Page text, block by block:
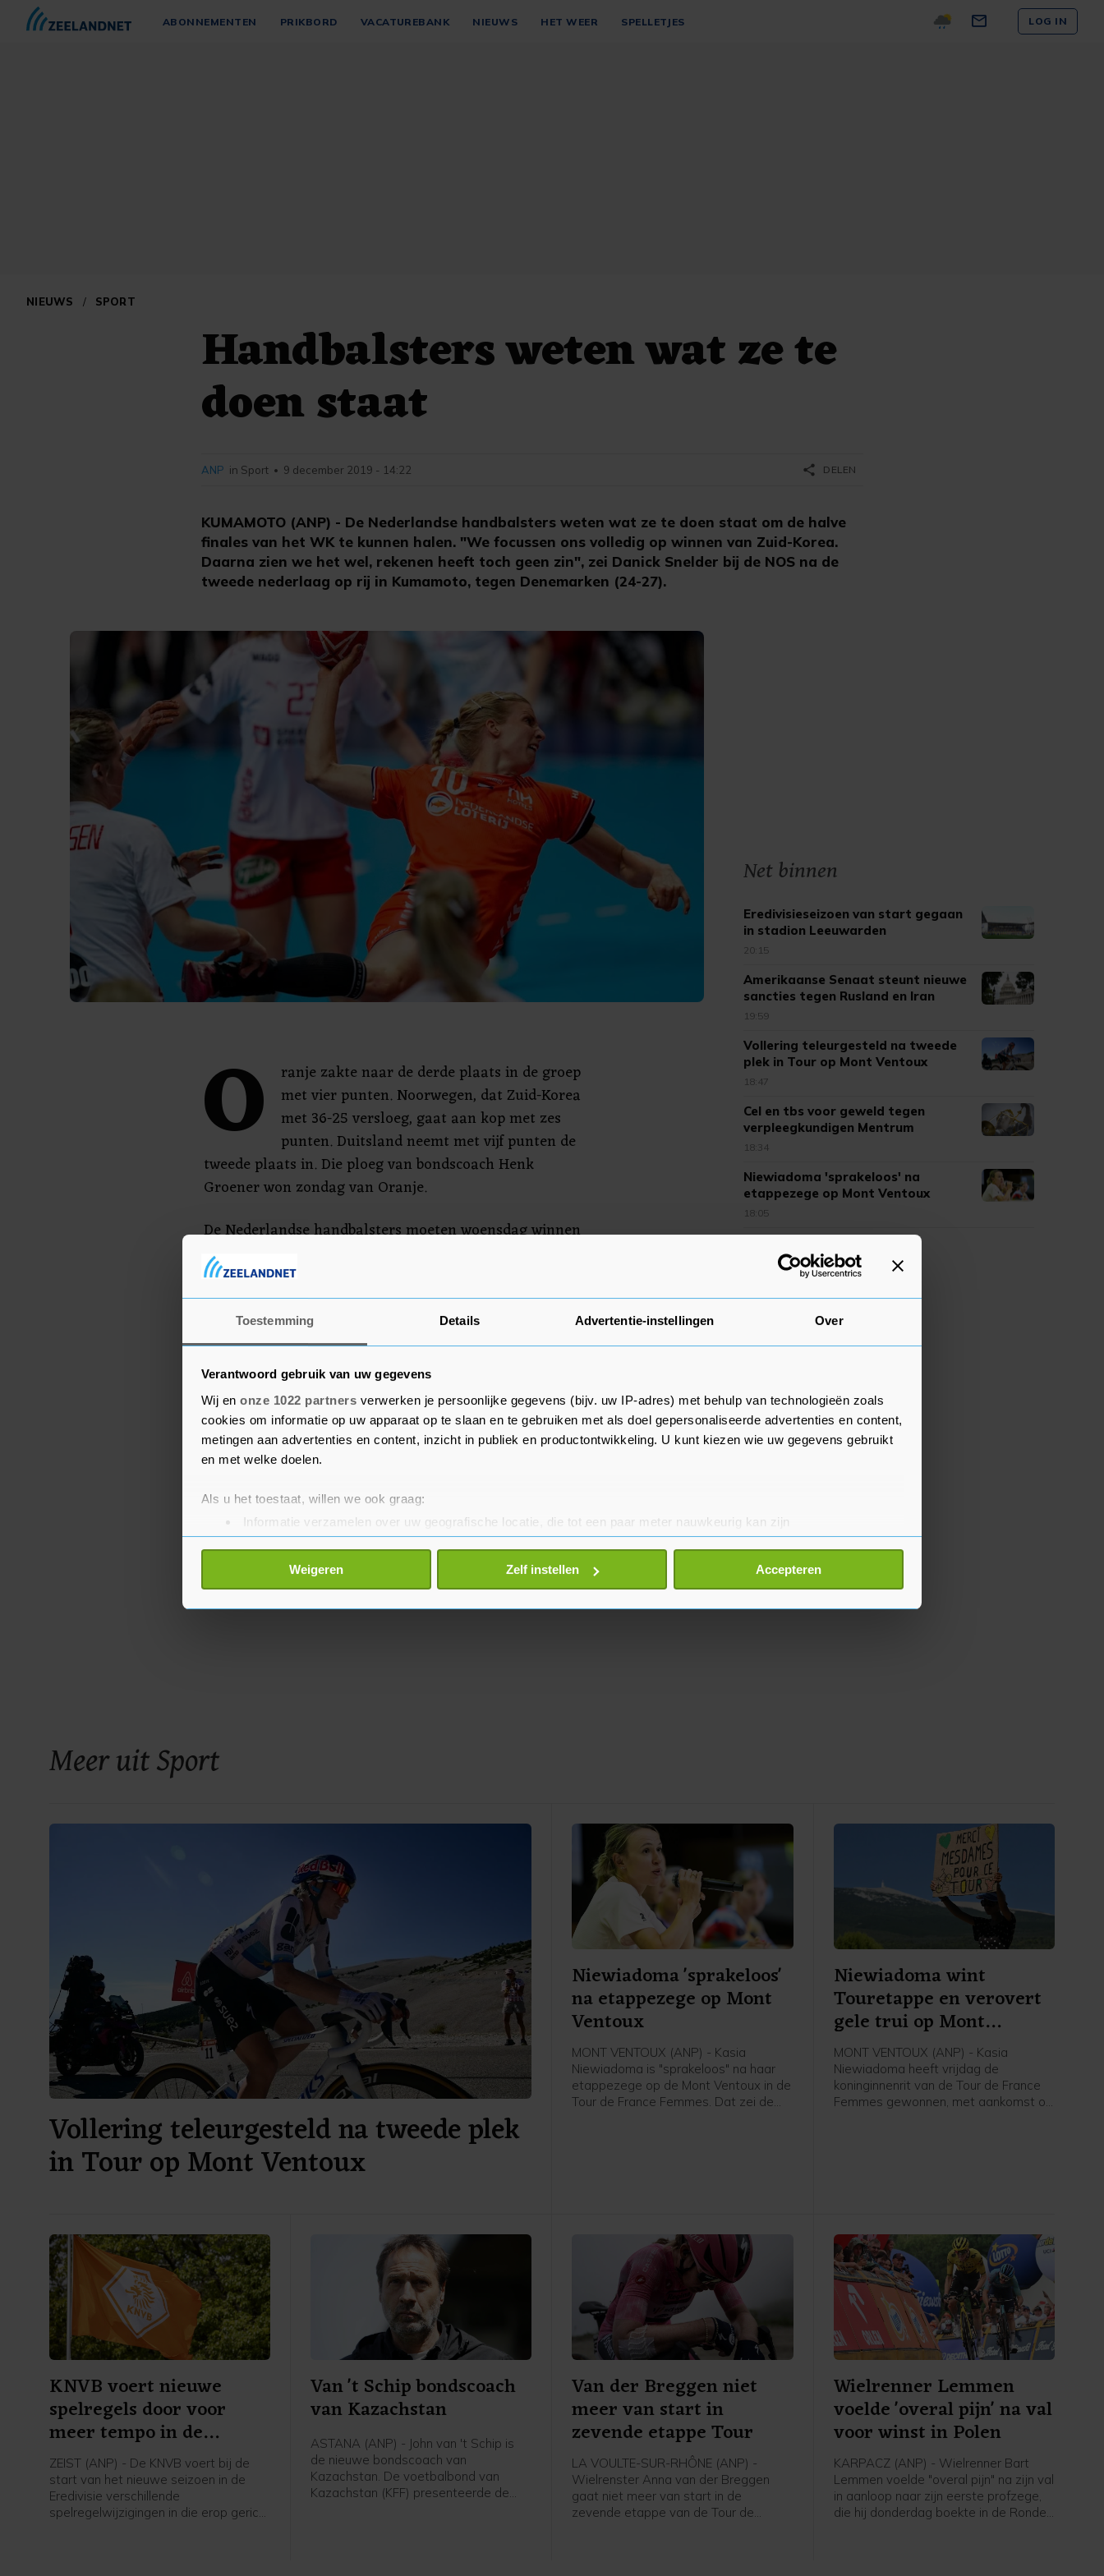
Toestemming Details Advertentie-instellingen Over
Verantwoord gebruik van uw gegevens
Wij en onze 1022 partners verwerken je persoonlijke gegevens (bijv. uw IP-adres) met behulp van technologieën zoals
cookies om informatie op uw apparaat op te slaan en te gebruiken met als doel gepersonaliseerde advertenties en content,
metingen aan advertenties en content, inzicht in publiek en productontwikkeling. U kunt kiezen wie uw gegevens gebruikt
en met welke doelen.
Als u het toestaat, willen we ook graag:
Informatie verzamelen over uw geografische locatie, die tot een paar meter nauwkeurig kan zijn
Uw apparaat identificeren door het actief te scannen op specifieke eigenschappen (fingerprinting)
Lees meer over hoe uw persoonlijke gegevens worden verwerkt en stel uw voorkeuren in het
detailgedeelte
toestemming op elk moment wijzigen of intrekken in de Cookieverklaring.
Weigeren Zelf instellen Accepteren
ABONNEMENTEN PRIKBORD VACATUREBANK NIEUWS HET WEER SPELLETJES LOG IN
NIEUWS / SPORT
Handbalsters weten wat ze te
doen staat
KUMAMOTO (ANP) - De Nederlandse handbalsters weten wat ze te doen staat om de halve
finales van het WK te kunnen halen. "We focussen ons volledig op winnen van Zuid-Korea.
Daarna zien we het wel, rekenen heeft toch geen zin", zei Danick Snelder bij de NOS na de
tweede nederlaag op rij in Kumamoto, tegen Denemarken (24-27).
ANP in Sport • 9 december 2019 - 14:22 share DELEN
O
ranje zakte naar de derde plaats in de groep
met vier punten. Noorwegen, dat Zuid-Korea
met 36-25 versloeg, gaat aan kop met zes
punten. Duitsland neemt met vijf punten de
tweede plaats in. Die ploeg van bondscoach Henk
Groener won zondag van Oranje.
De Nederlandse handbalsters moeten woensdag winnen
van het al uitgeschakelde Zuid-Korea en dan hopen dat
later op de dag het duel tussen Noorwegen en Duitsland
niet in een gelijkspel eindigt. Bij een gelijk puntentotaal
telt namelijk eerst het onderlinge resultaat. De nummers
1 en 2 van de poule gaan naar de halve finales.
Meer uit Sport
Vollering teleurgesteld na tweede plek
in Tour op Mont Ventoux
Niewiadoma 'sprakeloos'
na etappezege op Mont
Ventoux
MONT VENTOUX (ANP) - Kasia
Niewiadoma is "sprakeloos" na haar
etappezege op de Mont Ventoux in de
Tour de France Femmes. Dat zei de
Niewiadoma wint
Touretappe en verovert
gele trui op Mont
Ventoux
MONT VENTOUX (ANP) - Kasia
Niewiadoma heeft vrijdag de
koninginnenrit van de Tour de France
Femmes gewonnen, met aankomst op
KNVB voert nieuwe
spelregels door voor
meer tempo in de
wedstrijd
ZEIST (ANP) - De KNVB voert bij de
start van het nieuwe seizoen in de
Eredivisie verschillende
spelregelwijzigingen in die erop gericht
Van 't Schip bondscoach
van Kazachstan
ASTANA (ANP) - John van 't Schip is
de nieuwe bondscoach van
Kazachstan. De voetbalbond van
Kazachstan (KFF) presenteerde de
Van der Breggen niet
meer van start in
zevende etappe Tour
LA VOULTE-SUR-RHÔNE (ANP) -
Wielrenster Anna van der Breggen
gaat niet meer van start in de
zevende etappe van de Tour de
Wielrenner Lemmen
voelde 'overal pijn' na val
voor winst in Polen
KARPACZ (ANP) - Wielrenner Bart
Lemmen voelde "overal pijn" na zijn val
in aanloop naar zijn eerste profzege,
die hij donderdag boekte in de Ronde
Net binnen
Eredivisieseizoen van start gegaan
in stadion Leeuwarden
20:15
Amerikaanse Senaat steunt nieuwe
sancties tegen Rusland en Iran
19:59
Vollering teleurgesteld na tweede
plek in Tour op Mont Ventoux
18:47
Cel en tbs voor geweld tegen
verpleegkundigen Mentrum
18:34
Niewiadoma 'sprakeloos' na
etappezege op Mont Ventoux
18:05